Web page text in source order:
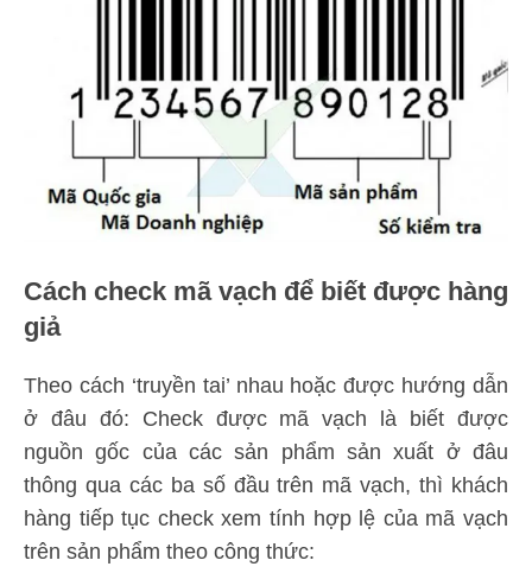
Cách check mã vạch để biết được hàng
giả
Theo cách ‘truyền tai’ nhau hoặc được hướng dẫn
ở đâu đó: Check được mã vạch là biết được
nguồn gốc của các sản phẩm sản xuất ở đâu
thông qua các ba số đầu trên mã vạch, thì khách
hàng tiếp tục check xem tính hợp lệ của mã vạch
trên sản phẩm theo công thức: